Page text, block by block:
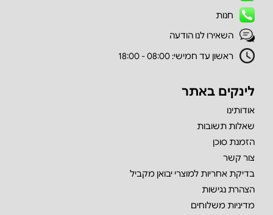
חנות
השאירו לנו הודעה
ראשון עד חמישי: 08:00 - 18:00
לינקים באתר
אודותינו
שאלות תשובות
הזמנת סוכן
צור קשר
בדיקת אחריות למוצרי יבואן מקביל
הצהרת נגישות
מדיניות משלוחים